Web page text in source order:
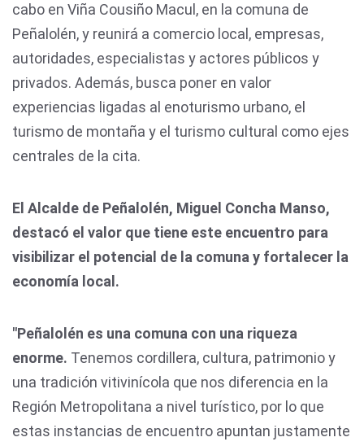
cabo en Viña Cousiño Macul, en la comuna de
Peñalolén, y reunirá a comercio local, empresas,
autoridades, especialistas y actores públicos y
privados. Además, busca poner en valor
experiencias ligadas al enoturismo urbano, el
turismo de montaña y el turismo cultural como ejes
centrales de la cita.
El Alcalde de Peñalolén, Miguel Concha Manso,
destacó el valor que tiene este encuentro para
visibilizar el potencial de la comuna y fortalecer la
economía local.
"Peñalolén es una comuna con una riqueza
enorme. Tenemos cordillera, cultura, patrimonio y
una tradición vitivinícola que nos diferencia en la
Región Metropolitana a nivel turístico, por lo que
estas instancias de encuentro apuntan justamente